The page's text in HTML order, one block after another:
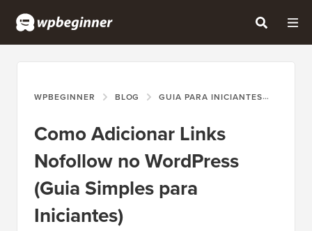
WPBEGINNER BLOG GUIA PARA INICIANTES
Como Adicionar Links
Nofollow no WordPress
(Guia Simples para
Iniciantes)